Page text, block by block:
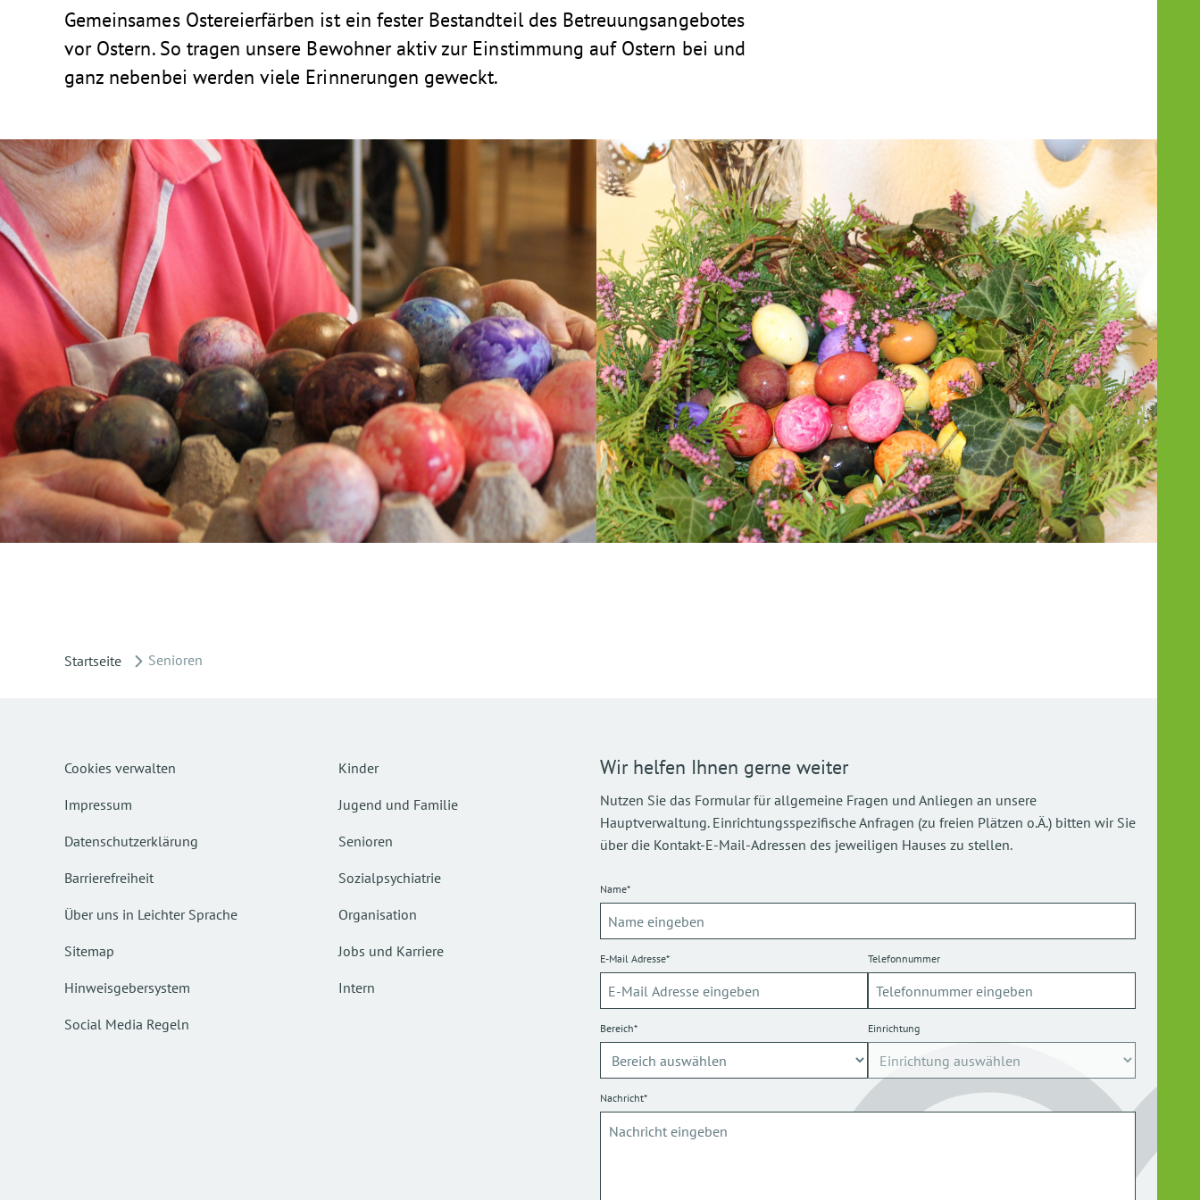
Gemeinsames Ostereierfärben ist ein fester Bestandteil des Betreuungsangebotes
vor Ostern. So tragen unsere Bewohner aktiv zur Einstimmung auf Ostern bei und
ganz nebenbei werden viele Erinnerungen geweckt.
Startseite Senioren
Cookies verwalten
Impressum
Datenschutzerklärung
Barrierefreiheit
Über uns in Leichter Sprache
Sitemap
Hinweisgebersystem
Social Media Regeln
Kinder
Jugend und Familie
Senioren
Sozialpsychiatrie
Organisation
Jobs und Karriere
Intern
Wir helfen Ihnen gerne weiter
Nutzen Sie das Formular für allgemeine Fragen und Anliegen an unsere
Hauptverwaltung. Einrichtungsspezifische Anfragen (zu freien Plätzen o.Ä.) bitten wir Sie
über die Kontakt-E-Mail-Adressen des jeweiligen Hauses zu stellen.
Name*
E-Mail Adresse* Telefonnummer
Bereich* Einrichtung
Nachricht*